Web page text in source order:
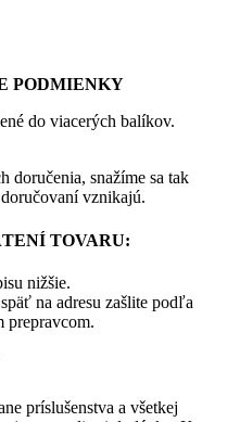
PODMIENKY
do viacerých balíkov.
doručenia, snažíme sa tak
vznikajú.
TOVARU:
nižšie.
na adresu zašlite podľa
prepravcom.
príslušenstva a všetkej